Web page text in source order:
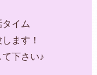
イム
ます！
下さい♪